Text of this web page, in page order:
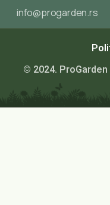
info@progarden.rs
© 2024.